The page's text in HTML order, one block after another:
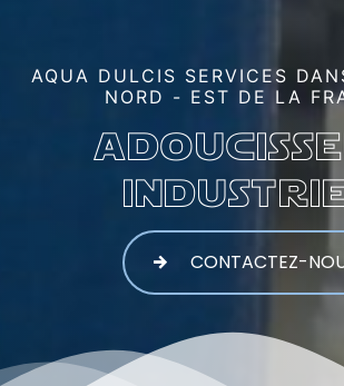
AQUA DULCIS SERVICES
NORD - EST DE LA
CONTACTEZ-